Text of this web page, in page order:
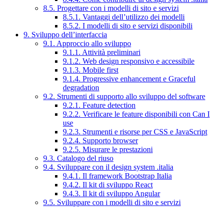
8.5. Progettare con i modelli di sito e servizi
8.5.1. Vantaggi dell’utilizzo dei modelli
8.5.2. I modelli di sito e servizi disponibili
9. Sviluppo dell’interfaccia
9.1. Approccio allo sviluppo
9.1.1. Attività preliminari
9.1.2. Web design responsivo e accessibile
9.1.3. Mobile first
9.1.4. Progressive enhancement e Graceful
degradation
9.2. Strumenti di supporto allo sviluppo del software
9.2.1. Feature detection
9.2.2. Verificare le feature disponibili con Can I
use
9.2.3. Strumenti e risorse per CSS e JavaScript
9.2.4. Supporto browser
9.2.5. Misurare le prestazioni
9.3. Catalogo del riuso
9.4. Sviluppare con il design system .italia
9.4.1. Il framework Bootstrap Italia
9.4.2. Il kit di sviluppo React
9.4.3. Il kit di sviluppo Angular
9.5. Sviluppare con i modelli di sito e servizi